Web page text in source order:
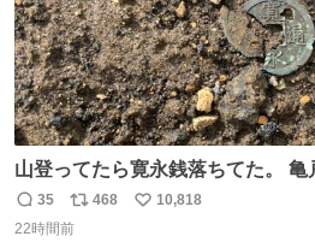
山登ってたら寛永銭落ちてた。
鋳造されたもの。
返
信
35
リ
ポ
468
い
10,818
22時間前